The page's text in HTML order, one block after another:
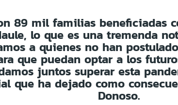
89 mil familias beneficiadas
lo que es una tremenda
a quienes no han
que puedan optar a los
juntos superar esta
que ha dejado como
Donoso.